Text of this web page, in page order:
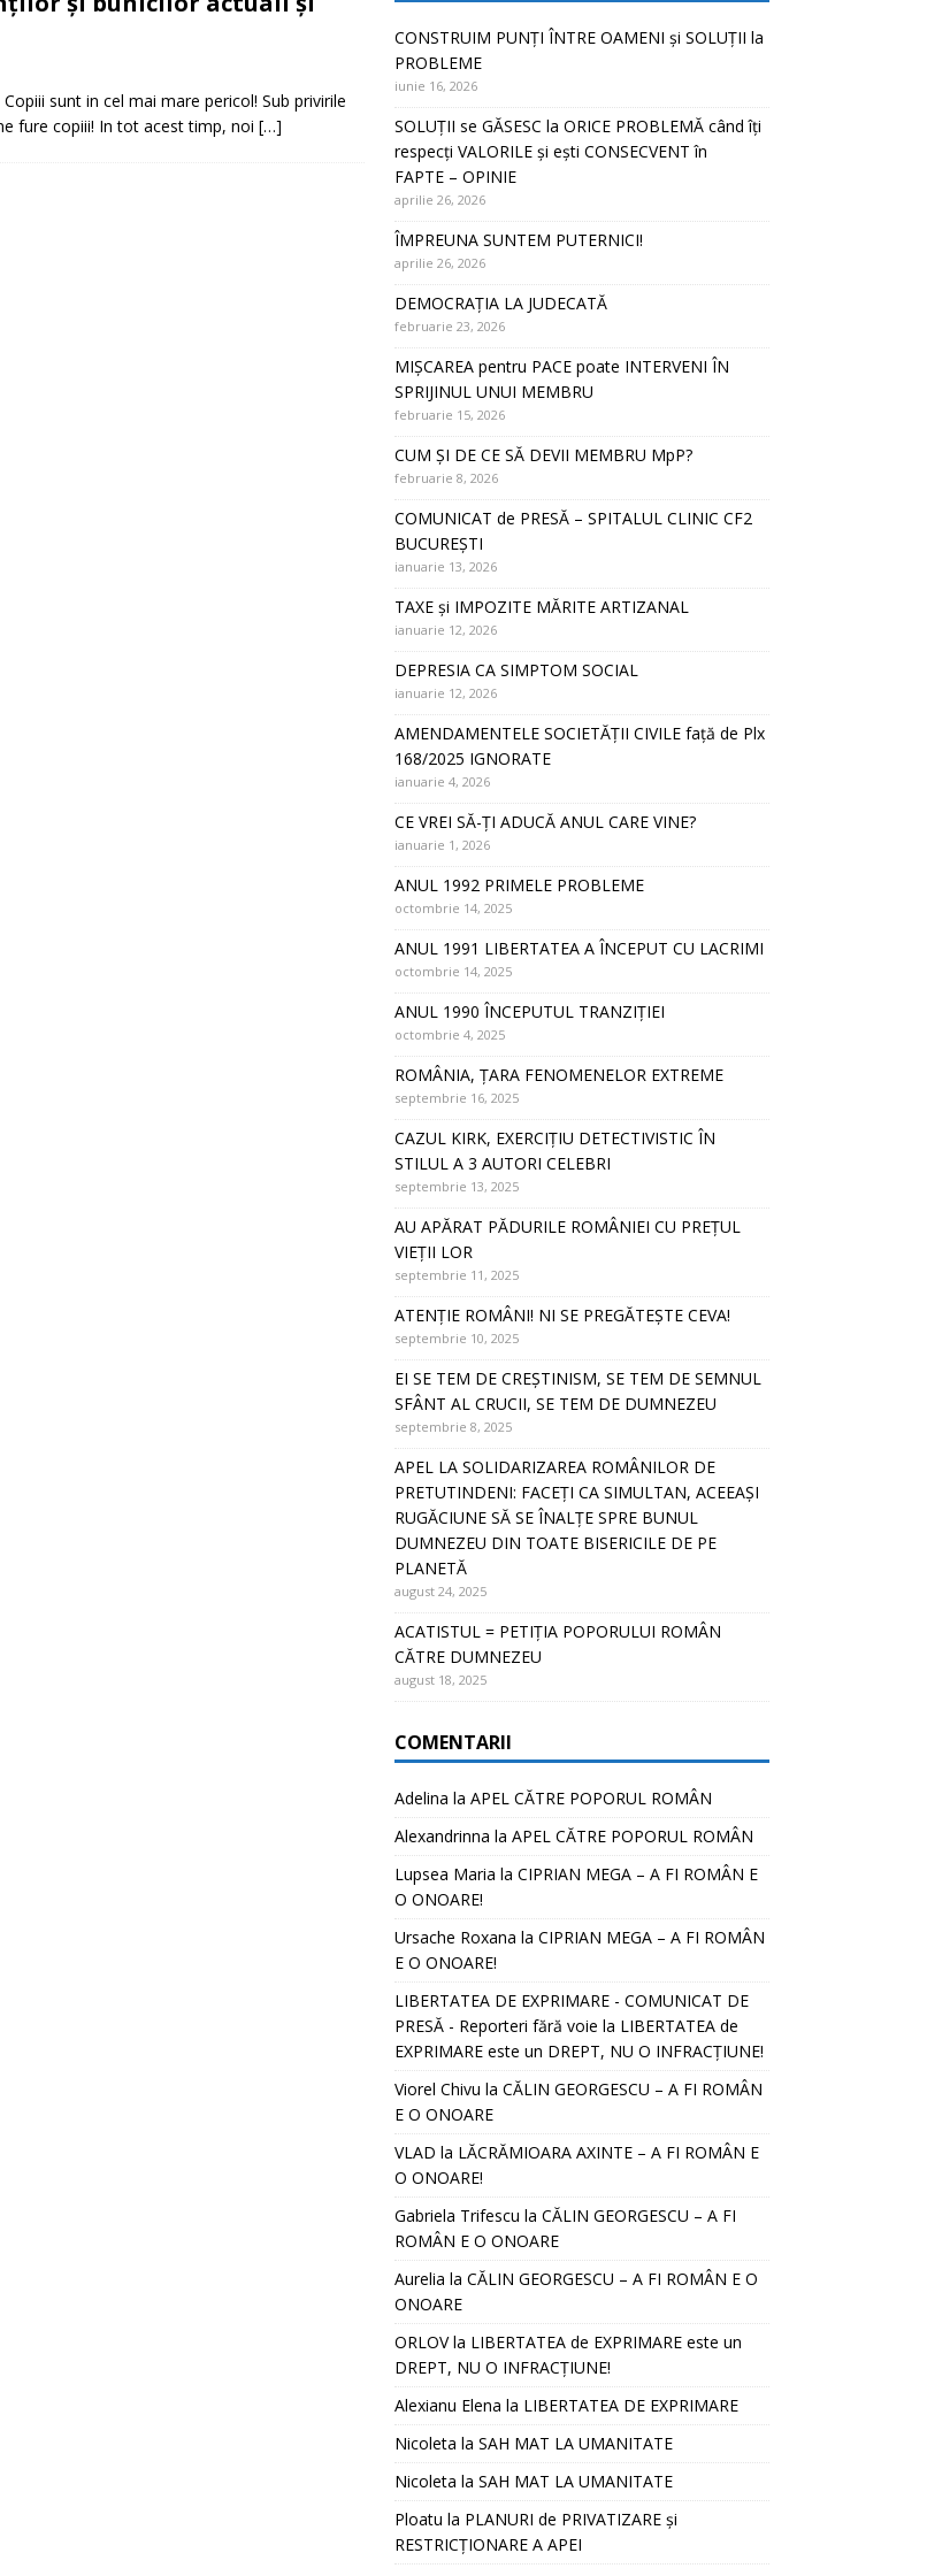
sunt in cel mai mare pericol! Sub privirile
fure copiii! In tot acest timp, noi […]
CONSTRUIM PUNȚI ÎNTRE OAMENI și SOLUȚII la
PROBLEME
iunie 16, 2026
SOLUȚII se GĂSESC la ORICE PROBLEMĂ când îți
respecți VALORILE și ești CONSECVENT în
FAPTE – OPINIE
aprilie 26, 2026
ÎMPREUNA SUNTEM PUTERNICI!
aprilie 26, 2026
DEMOCRAȚIA LA JUDECATĂ
februarie 23, 2026
MIȘCAREA pentru PACE poate INTERVENI ÎN
SPRIJINUL UNUI MEMBRU
februarie 15, 2026
CUM ȘI DE CE SĂ DEVII MEMBRU MpP?
februarie 8, 2026
COMUNICAT de PRESĂ – SPITALUL CLINIC CF2
BUCUREȘTI
ianuarie 13, 2026
TAXE și IMPOZITE MĂRITE ARTIZANAL
ianuarie 12, 2026
DEPRESIA CA SIMPTOM SOCIAL
ianuarie 12, 2026
AMENDAMENTELE SOCIETĂȚII CIVILE față de Plx
168/2025 IGNORATE
ianuarie 4, 2026
CE VREI SĂ-ȚI ADUCĂ ANUL CARE VINE?
ianuarie 1, 2026
ANUL 1992 PRIMELE PROBLEME
octombrie 14, 2025
ANUL 1991 LIBERTATEA A ÎNCEPUT CU LACRIMI
octombrie 14, 2025
ANUL 1990 ÎNCEPUTUL TRANZIȚIEI
octombrie 4, 2025
ROMÂNIA, ȚARA FENOMENELOR EXTREME
septembrie 16, 2025
CAZUL KIRK, EXERCIȚIU DETECTIVISTIC ÎN
STILUL A 3 AUTORI CELEBRI
septembrie 13, 2025
AU APĂRAT PĂDURILE ROMÂNIEI CU PREȚUL
VIEȚII LOR
septembrie 11, 2025
ATENȚIE ROMÂNI! NI SE PREGĂTEȘTE CEVA!
septembrie 10, 2025
EI SE TEM DE CREȘTINISM, SE TEM DE SEMNUL
SFÂNT AL CRUCII, SE TEM DE DUMNEZEU
septembrie 8, 2025
APEL LA SOLIDARIZAREA ROMÂNILOR DE
PRETUTINDENI: FACEȚI CA SIMULTAN, ACEEAȘI
RUGĂCIUNE SĂ SE ÎNALȚE SPRE BUNUL
DUMNEZEU DIN TOATE BISERICILE DE PE
PLANETĂ
august 24, 2025
ACATISTUL = PETIȚIA POPORULUI ROMÂN
CĂTRE DUMNEZEU
august 18, 2025
COMENTARII
Adelina la APEL CĂTRE POPORUL ROMÂN
Alexandrinna la APEL CĂTRE POPORUL ROMÂN
Lupsea Maria la CIPRIAN MEGA – A FI ROMÂN E
O ONOARE!
Ursache Roxana la CIPRIAN MEGA – A FI ROMÂN
E O ONOARE!
LIBERTATEA DE EXPRIMARE - COMUNICAT DE
PRESĂ - Reporteri fără voie la LIBERTATEA de
EXPRIMARE este un DREPT, NU O INFRACȚIUNE!
Viorel Chivu la CĂLIN GEORGESCU – A FI ROMÂN
E O ONOARE
VLAD la LĂCRĂMIOARA AXINTE – A FI ROMÂN E
O ONOARE!
Gabriela Trifescu la CĂLIN GEORGESCU – A FI
ROMÂN E O ONOARE
Aurelia la CĂLIN GEORGESCU – A FI ROMÂN E O
ONOARE
ORLOVla LIBERTATEA de EXPRIMARE este un
DREPT, NU O INFRACȚIUNE!
Alexianu Elena la LIBERTATEA DE EXPRIMARE
Nicoleta la SAH MAT LA UMANITATE
Nicoleta la SAH MAT LA UMANITATE
Ploatu la PLANURI de PRIVATIZARE și
RESTRICȚIONARE A APEI